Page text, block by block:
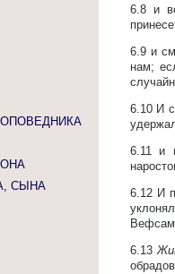
СЫНА
6.8 и
6.9 и
нам;
6.10 И
6.11 и
6.12 И
6.13